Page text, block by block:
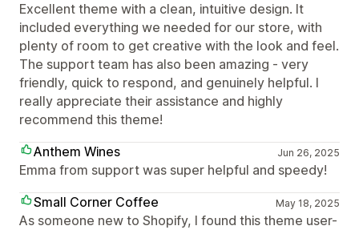
Excellent theme with a clean, intuitive design. It
included everything we needed for our store, with
plenty of room to get creative with the look and feel.
The support team has also been amazing - very
friendly, quick to respond, and genuinely helpful. I
really appreciate their assistance and highly
recommend this theme!
Anthem Wines
Jun 26, 2025
Emma from support was super helpful and speedy!
Small Corner Coffee
May 18, 2025
As someone new to Shopify, I found this theme user-